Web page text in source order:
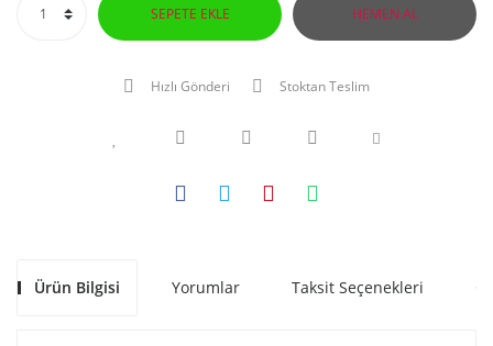
SEPETE EKLE HEMEN AL
Hızlı Gönderi Stoktan Teslim
Ürün Bilgisi Yorumlar Taksit Seçenekleri